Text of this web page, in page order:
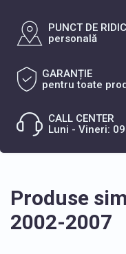
PUNCT DE
personală
GARANȚIE
pentru toate
CALL CENTER
Luni - Vineri:
Produse
2002-2007